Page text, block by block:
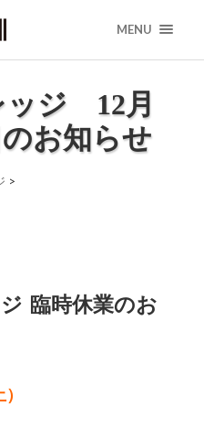
MENU
ッジ 12月
お知らせ
>
臨時休業のお